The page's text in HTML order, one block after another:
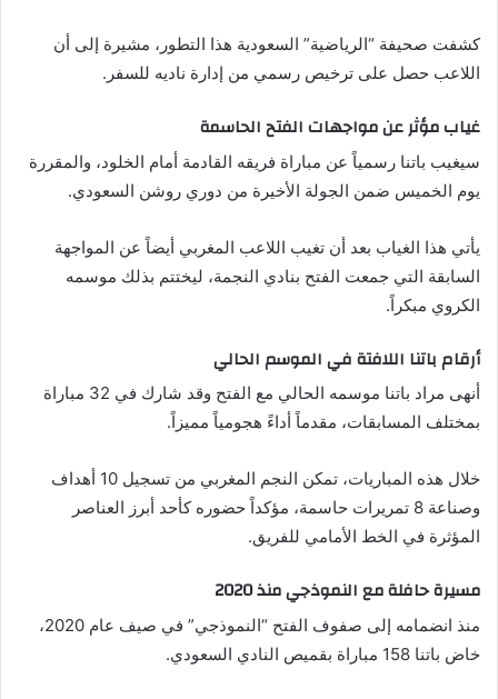
كشفت صحيفة “الرياضية” السعودية هذا التطور، مشيرة إلى أن
اللاعب حصل على ترخيص رسمي من إدارة ناديه للسفر.
غياب مؤثر عن مواجهات الفتح الحاسمة
سيغيب باتنا رسمياً عن مباراة فريقه القادمة أمام الخلود، والمقررة
يوم الخميس ضمن الجولة الأخيرة من دوري روشن السعودي.
يأتي هذا الغياب بعد أن تغيب اللاعب المغربي أيضاً عن المواجهة
السابقة التي جمعت الفتح بنادي النجمة، ليختتم بذلك موسمه
الكروي مبكراً.
أرقام باتنا اللافتة في الموسم الحالي
أنهى مراد باتنا موسمه الحالي مع الفتح وقد شارك في 32 مباراة
بمختلف المسابقات، مقدماً أداءً هجومياً مميزاً.
خلال هذه المباريات، تمكن النجم المغربي من تسجيل 10 أهداف
وصناعة 8 تمريرات حاسمة، مؤكداً حضوره كأحد أبرز العناصر
المؤثرة في الخط الأمامي للفريق.
مسيرة حافلة مع النموذجي منذ 2020
منذ انضمامه إلى صفوف الفتح “النموذجي” في صيف عام 2020،
خاض باتنا 158 مباراة بقميص النادي السعودي.